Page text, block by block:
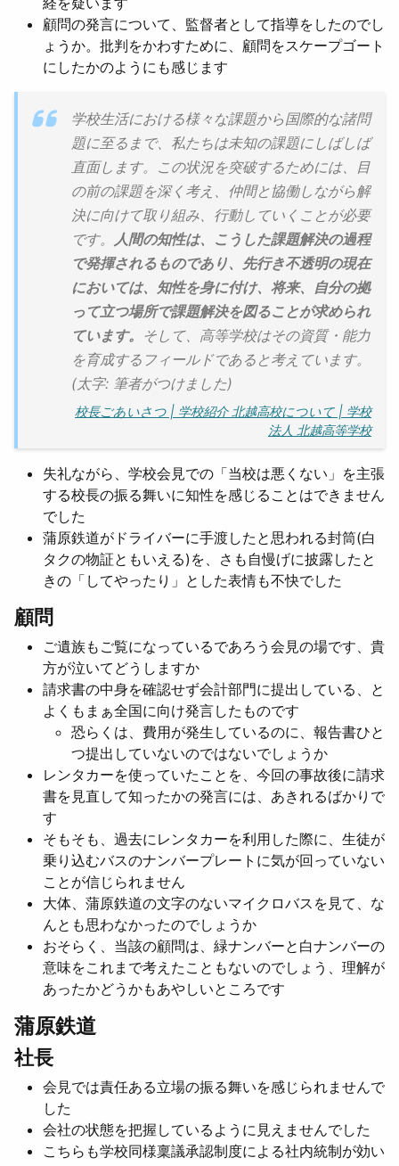
顧問の発言について、監督者として指導をしたのでし
ょうか。批判をかわすために、顧問をスケープゴート
にしたかのようにも感じます
学校生活における様々な課題から国際的な諸問
題に至るまで、私たちは未知の課題にしばしば
直面します。この状況を突破するためには、目
の前の課題を深く考え、仲間と協働しながら解
決に向けて取り組み、行動していくことが必要
です。 人間の知性は、こうした課題解決の過程
で発揮されるものであり、先行き不透明の現在
においては、知性を身に付け、将来、自分の拠
って立つ場所で課題解決を図ることが求められ
ています。 そして、高等学校はその資質・能力
を育成するフィールドであると考えています。
(太字: 筆者がつけました)
校長ごあいさつ | 学校紹介 北越高校について | 学校
法人 北越高等学校
失礼ながら、学校会見での「当校は悪くない」を主張
する校長の振る舞いに知性を感じることはできません
でした
蒲原鉄道がドライバーに手渡したと思われる封筒(白
タクの物証ともいえる)を、さも自慢げに披露したと
きの「してやったり」とした表情も不快でした
顧問
ご遺族もご覧になっているであろう会見の場です、貴
方が泣いてどうしますか
請求書の中身を確認せず会計部門に提出している、と
よくもまぁ全国に向け発言したものです
恐らくは、費用が発生しているのに、報告書ひと
つ提出していないのではないでしょうか
レンタカーを使っていたことを、今回の事故後に請求
書を見直して知ったかの発言には、あきれるばかりで
す
そもそも、過去にレンタカーを利用した際に、生徒が
乗り込むバスのナンバープレートに気が回っていない
ことが信じられません
大体、蒲原鉄道の文字のないマイクロバスを見て、な
んとも思わなかったのでしょうか
おそらく、当該の顧問は、緑ナンバーと白ナンバーの
意味をこれまで考えたこともないのでしょう、理解が
あったかどうかもあやしいところです
蒲原鉄道
社長
会見では責任ある立場の振る舞いを感じられませんで
した
会社の状態を把握しているように見えませんでした
こちらも学校同様稟議承認制度による社内統制が効い